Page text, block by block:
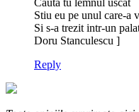
Cauta tu lemnul uscat
Stiu eu pe unul care-a
Si s-a trezit intr-un
Doru Stanculescu ]
Reply